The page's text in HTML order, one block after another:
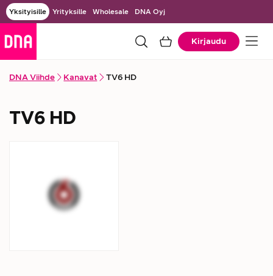
Yksityisille Yrityksille Wholesale DNA Oyj
Kirjaudu
DNA Viihde Kanavat TV6 HD
TV6 HD